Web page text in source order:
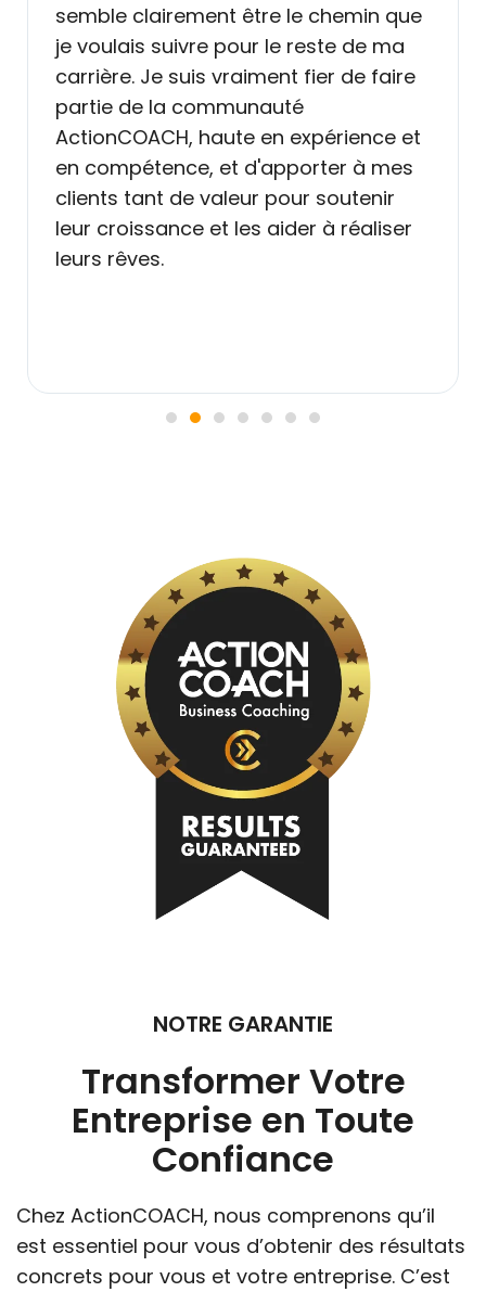
que
de ma
de faire
et
à mes
soutenir
à réaliser
différentes, ma vision s'est
élargie, j'ai choisi des
grands pour moi-même et
objectifs choisis me donnent
force incroyable.
NOTRE GARANTIE
Transformer Votre
Entreprise en Toute
Confiance
Chez ActionCOACH, nous comprenons qu’il
est essentiel pour vous d’obtenir des résultats
concrets pour vous et votre entreprise. C’est